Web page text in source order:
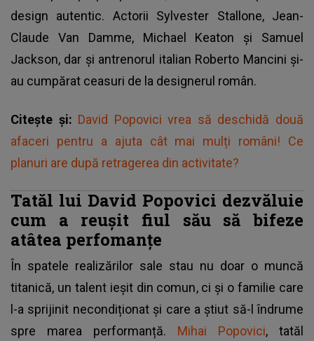
design autentic. Actorii Sylvester Stallone, Jean-
Claude Van Damme, Michael Keaton și Samuel
Jackson, dar și antrenorul italian Roberto Mancini și-
au cumpărat ceasuri de la designerul român.
Citește și: David Popovici vrea să deschidă două
afaceri pentru a ajuta cât mai mulți români! Ce
planuri are după retragerea din activitate?
Tatăl lui David Popovici dezvăluie
cum a reușit fiul său să bifeze
atâtea perfomanțe
În spatele realizărilor sale stau nu doar o muncă
titanică, un talent ieșit din comun, ci și o familie care
l-a sprijinit necondiționat și care a știut să-l îndrume
spre marea performanță. Mihai Popovici, tatăl